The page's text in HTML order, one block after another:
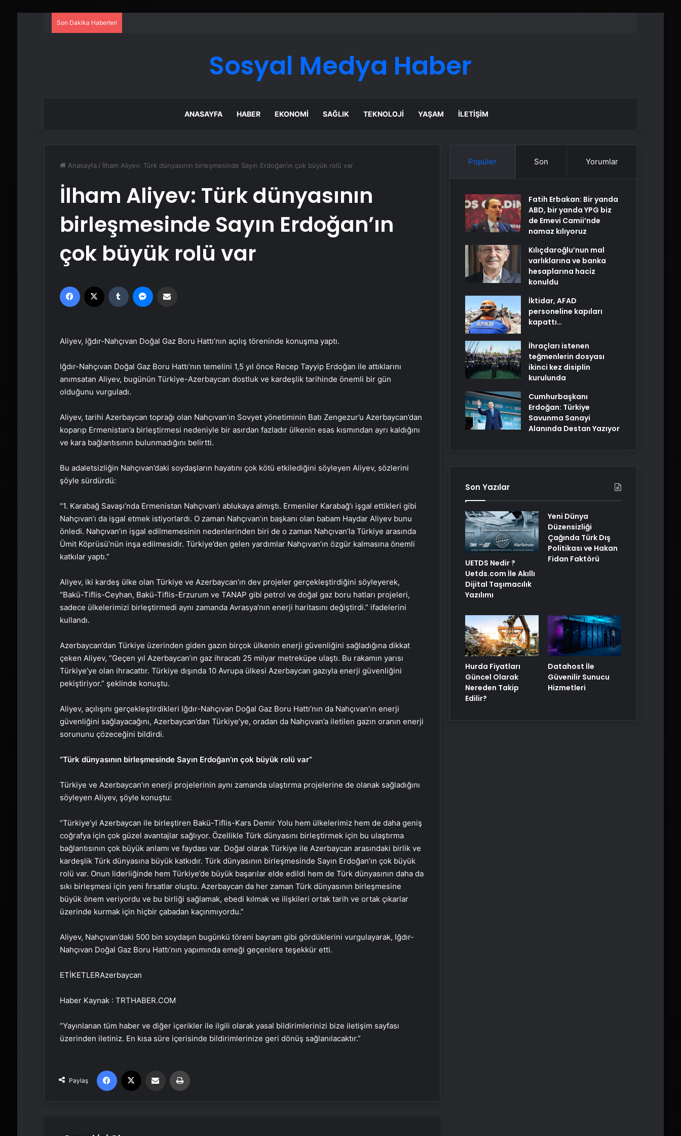
Son Dakika Haberleri
Sosyal Medya Haber
ANASAYFA HABER EKONOMI SAĞLIK TEKNOLOJI YAŞAM İLETIŞIM
Anasayfa / İlham Aliyev: Türk dünyasının birleşmesinde Sayın Erdoğan’ın çok büyük rolü var
İlham Aliyev: Türk dünyasının
birleşmesinde Sayın Erdoğan’ın
çok büyük rolü var
Facebook Tumblr
Aliyev, Iğdır-Nahçıvan Doğal Gaz Boru Hattı’nın açılış töreninde konuşma yaptı.
Iğdır-Nahçıvan Doğal Gaz Boru Hattı’nın temelini 1,5 yıl önce Recep Tayyip Erdoğan ile attıklarını
anımsatan Aliyev, bugünün Türkiye-Azerbaycan dostluk ve kardeşlik tarihinde önemli bir gün
olduğunu vurguladı.
Aliyev, tarihi Azerbaycan toprağı olan Nahçıvan’ın Sovyet yönetiminin Batı Zengezur’u Azerbaycan’dan
koparıp Ermenistan’a birleştirmesi nedeniyle bir asırdan fazladır ülkenin esas kısmından ayrı kaldığını
ve kara bağlantısının bulunmadığını belirtti.
Bu adaletsizliğin Nahçıvan’daki soydaşların hayatını çok kötü etkilediğini söyleyen Aliyev, sözlerini
şöyle sürdürdü:
“1. Karabağ Savaşı’nda Ermenistan Nahçıvan’ı ablukaya almıştı. Ermeniler Karabağ’ı işgal ettikleri gibi
Nahçıvan’ı da işgal etmek istiyorlardı. O zaman Nahçıvan’ın başkanı olan babam Haydar Aliyev bunu
önledi. Nahçıvan’ın işgal edilmemesinin nedenlerinden biri de o zaman Nahçıvan’la Türkiye arasında
Ümit Köprüsü’nün inşa edilmesidir. Türkiye’den gelen yardımlar Nahçıvan’ın özgür kalmasına önemli
katkılar yaptı.”
Aliyev, iki kardeş ülke olan Türkiye ve Azerbaycan’ın dev projeler gerçekleştirdiğini söyleyerek,
“Bakü-Tiflis-Ceyhan, Bakü-Tiflis-Erzurum ve TANAP gibi petrol ve doğal gaz boru hatları projeleri,
sadece ülkelerimizi birleştirmedi aynı zamanda Avrasya’nın enerji haritasını değiştirdi.” ifadelerini
kullandı.
Azerbaycan’dan Türkiye üzerinden giden gazın birçok ülkenin enerji güvenliğini sağladığına dikkat
çeken Aliyev, “Geçen yıl Azerbaycan’ın gaz ihracatı 25 milyar metreküpe ulaştı. Bu rakamın yarısı
Türkiye’ye olan ihracattır. Türkiye dışında 10 Avrupa ülkesi Azerbaycan gazıyla enerji güvenliğini
pekiştiriyor.” şeklinde konuştu.
Aliyev, açılışını gerçekleştirdikleri Iğdır-Nahçıvan Doğal Gaz Boru Hattı’nın da Nahçıvan’ın enerji
güvenliğini sağlayacağını, Azerbaycan’dan Türkiye’ye, oradan da Nahçıvan’a iletilen gazın oranın enerji
sorununu çözeceğini bildirdi.
“Türk dünyasının birleşmesinde Sayın Erdoğan’ın çok büyük rolü var”
Türkiye ve Azerbaycan’ın enerji projelerinin aynı zamanda ulaştırma projelerine de olanak sağladığını
söyleyen Aliyev, şöyle konuştu:
“Türkiye’yi Azerbaycan ile birleştiren Bakü-Tiflis-Kars Demir Yolu hem ülkelerimiz hem de daha geniş
coğrafya için çok güzel avantajlar sağlıyor. Özellikle Türk dünyasını birleştirmek için bu ulaştırma
bağlantısının çok büyük anlamı ve faydası var. Doğal olarak Türkiye ile Azerbaycan arasındaki birlik ve
kardeşlik Türk dünyasına büyük katkıdır. Türk dünyasının birleşmesinde Sayın Erdoğan’ın çok büyük
rolü var. Onun liderliğinde hem Türkiye’de büyük başarılar elde edildi hem de Türk dünyasının daha da
sıkı birleşmesi için yeni fırsatlar oluştu. Azerbaycan da her zaman Türk dünyasının birleşmesine
büyük önem veriyordu ve bu birliği sağlamak, ebedi kılmak ve ilişkileri ortak tarih ve ortak çıkarlar
üzerinde kurmak için hiçbir çabadan kaçınmıyordu.”
Aliyev, Nahçıvan’daki 500 bin soydaşın bugünkü töreni bayram gibi gördüklerini vurgulayarak, Iğdır-
Nahçıvan Doğal Gaz Boru Hattı’nın yapımında emeği geçenlere teşekkür etti.
ETİKETLERAzerbaycan
Haber Kaynak : TRTHABER.COM
“Yayınlanan tüm haber ve diğer içerikler ile ilgili olarak yasal bildirimlerinizi bize iletişim sayfası
üzerinden iletiniz. En kısa süre içerisinde bildirimlerinize geri dönüş sağlanılacaktır.”
Paylaş
Facebook Email'den paylaş
Tasarım Ajansı
Popüler Son Yorumlar
Fatih Erbakan: Bir yanda
ABD, bir yanda YPG biz
de Emevi Camii’nde
namaz kılıyoruz
Kılıçdaroğlu’nun mal
varlıklarına ve banka
hesaplarına haciz
konuldu
İktidar, AFAD
personeline kapıları
kapattı…
İhraçları istenen
teğmenlerin dosyası
ikinci kez disiplin
kurulunda
Cumhurbaşkanı
Erdoğan: Türkiye
Savunma Sanayi
Alanında Destan Yazıyor
Son Yazılar
UETDS Nedir ?
Uetds.com İle Akıllı
Dijital Taşımacılık
Yazılımı
Yeni Dünya
Düzensizliği
Çağında Türk Dış
Politikası ve Hakan
Fidan Faktörü
Hurda Fiyatları
Güncel Olarak
Nereden Takip
Edilir?
Datahost İle
Güvenilir Sunucu
Hizmetleri